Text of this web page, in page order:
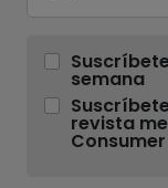
semana
revista
Consumer